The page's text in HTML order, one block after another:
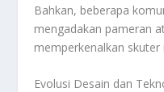
Bahkan, beberapa
mengadakan pameran
memperkenalkan
Evolusi Desain dan